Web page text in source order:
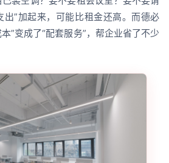
出”加起来，可能比租金还高。而德必
”变成了“配套服务”，帮企业省了不少